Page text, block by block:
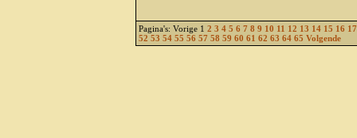
Pagina's: Vorige 1 2 3 4 5 6 7 8 9 10 11 12 13 14 15 16 17
52 53 54 55 56 57 58 59 60 61 62 63 64 65 Volgende